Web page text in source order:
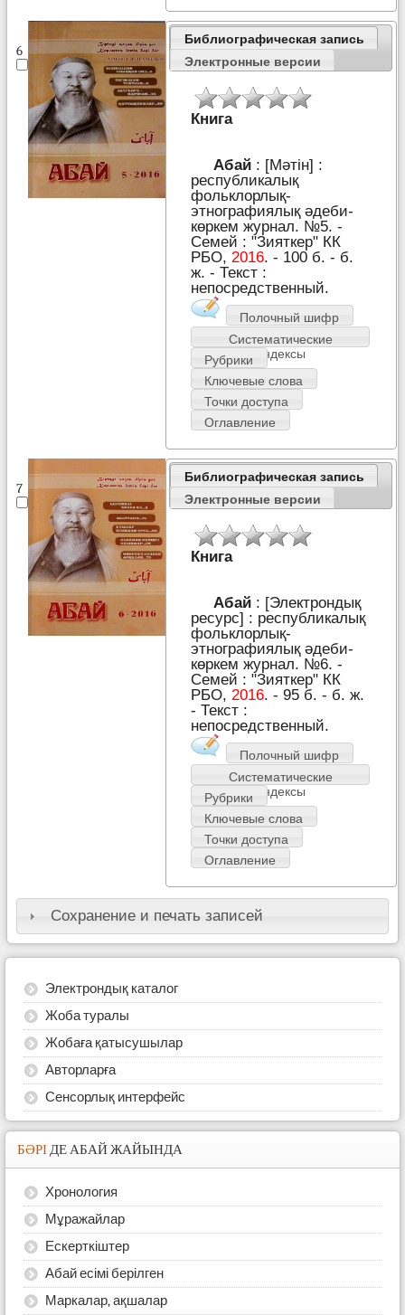
6
Библиографическая запись
Электронные версии
Книга
Абай : [Мәтін] :
республикалық
фольклорлық-
этнографиялық әдеби-
көркем журнал. №5. -
Семей : "Зияткер" КК
РБО, 2016. - 100 б. - б.
ж. - Текст :
непосредственный.
Полочный шифр
Систематические
индексы
Рубрики
Ключевые слова
Точки доступа
Оглавление
7
Библиографическая запись
Электронные версии
Книга
Абай : [Электрондық
ресурс] : республикалық
фольклорлық-
этнографиялық әдеби-
көркем журнал. №6. -
Семей : "Зияткер" КК
РБО, 2016. - 95 б. - б. ж.
- Текст :
непосредственный.
Полочный шифр
Систематические
индексы
Рубрики
Ключевые слова
Точки доступа
Оглавление
Сохранение и печать записей
Электрондық каталог
Жоба туралы
Жобаға қатысушылар
Авторларға
Сенсорлық интерфейс
БӘРІДЕ АБАЙ ЖАЙЫНДА
Хронология
Мұражайлар
Ескерткіштер
Абай есімі берілген
Маркалар, ақшалар